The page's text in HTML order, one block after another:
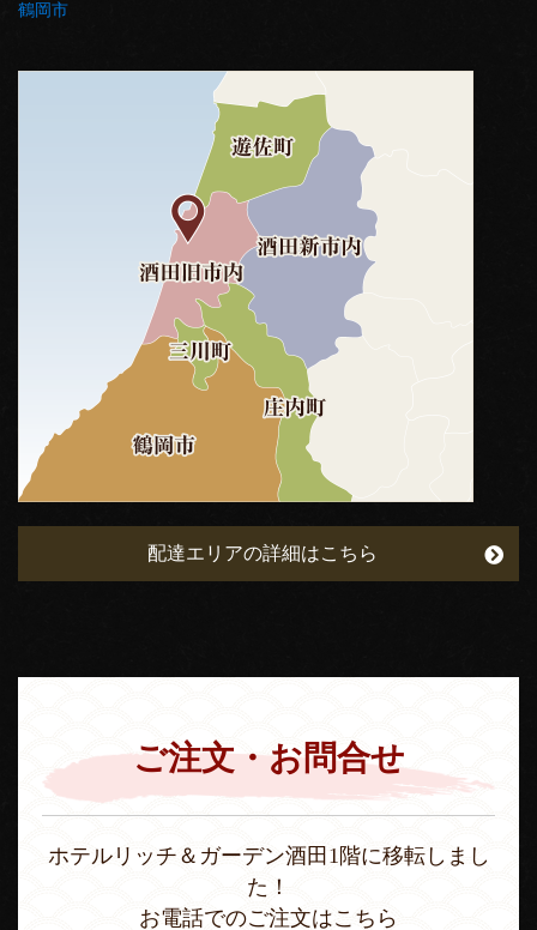
鶴岡市
配達エリアの詳細はこちら
ご注文・お問合せ
ホテルリッチ＆ガーデン酒田1階に移転しまし
た！
お電話でのご注文はこちら